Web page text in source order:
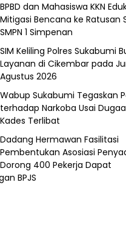
BPBD dan Mahasiswa KKN
Mitigasi Bencana ke Ratusan
SMPN 1 Simpenan
SIM Keliling Polres Sukabumi
Layanan di Cikembar pada
Agustus 2026
Wabup Sukabumi Tegaskan
terhadap Narkoba Usai
Kades Terlibat
Dadang Hermawan Fasilitasi
Pembentukan Asosiasi
Dorong 400 Pekerja Dapat
BPJS